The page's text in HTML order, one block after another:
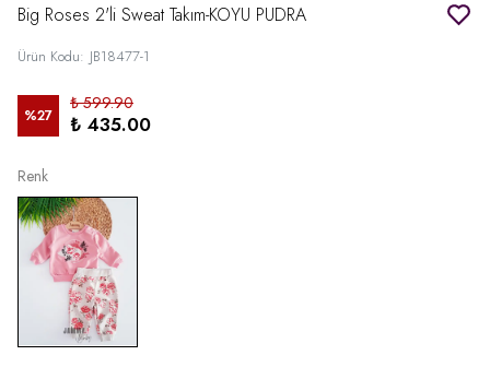
Big Roses 2'li Sweat Takım-KOYU PUDRA
Ürün Kodu: JB18477-1
%27
₺ 599.90
₺ 435.00
Renk